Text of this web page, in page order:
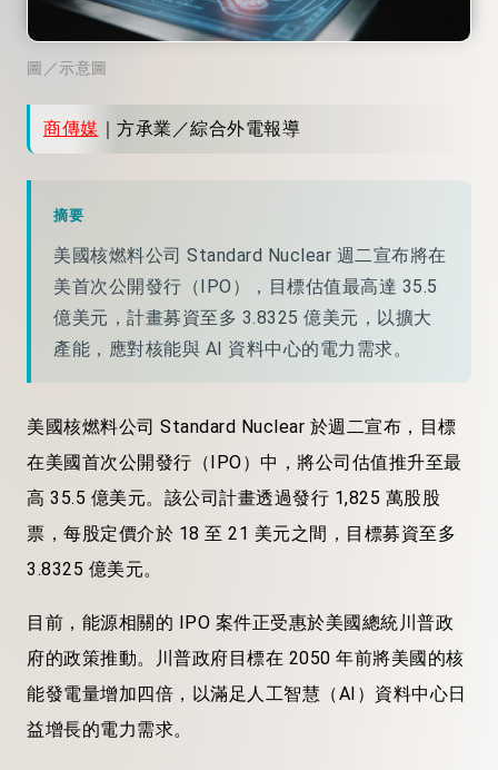
圖／示意圖
商傳媒 ｜方承業／綜合外電報導
摘要
美國核燃料公司 Standard Nuclear 週二宣布將在
美首次公開發行（IPO），目標估值最高達 35.5
億美元，計畫募資至多 3.8325 億美元，以擴大
產能，應對核能與 AI 資料中心的電力需求。
美國核燃料公司 Standard Nuclear 於週二宣布，目標
在美國首次公開發行（IPO）中，將公司估值推升至最
高 35.5 億美元。該公司計畫透過發行 1,825 萬股股
票，每股定價介於 18 至 21 美元之間，目標募資至多
3.8325 億美元。
目前，能源相關的 IPO 案件正受惠於美國總統川普政
府的政策推動。川普政府目標在 2050 年前將美國的核
能發電量增加四倍，以滿足人工智慧（AI）資料中心日
益增長的電力需求。